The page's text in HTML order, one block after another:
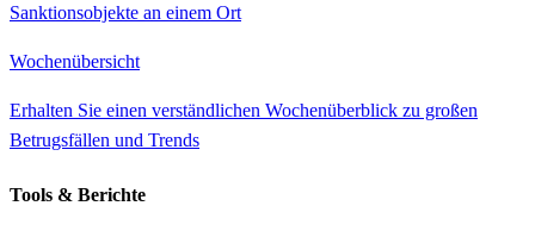
Sanktionsobjekte an einem Ort
Wochenübersicht
Erhalten Sie einen verständlichen Wochenüberblick zu großen
Betrugsfällen und Trends
Tools & Berichte